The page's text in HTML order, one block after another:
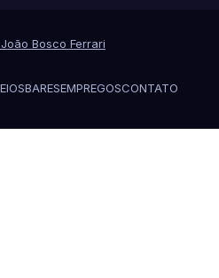
Bosco Ferrari
BARESEMPREGOSCONTATO